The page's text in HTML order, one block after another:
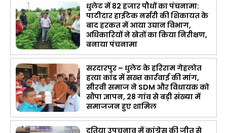
धुलेट में 82 हजार पौधों का पंचनामा:
पाटीदार हाईटेक नर्सरी की शिकायत के
बाद हरकत में आया उद्यान विभाग,
अधिकारियों ने खेतों का किया निरीक्षण,
बनाया पंचनामा
सरदारपुर – धुलेट के हरिराम गेहलोत
हत्या कांड में सख्त कार्रवाई की मांग,
सीरवी समाज ने SDM और विधायक को
सौंपा ज्ञापन, 28 गांव से बड़ी संख्या में
समाजजन हुए शामिल
दतिया उपचुनाव में कांग्रेस की जीत से